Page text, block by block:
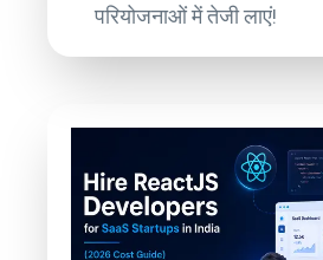
परियोजनाओं में तेजी लाएं!